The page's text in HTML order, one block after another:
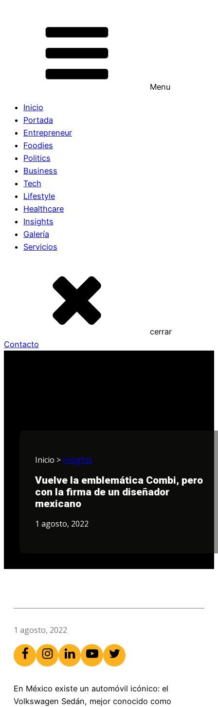
Menu
Inicio
Portada
Entrepreneur
Foodies
Politics
Business
Tech
Lifestyle
Healthcare
Insights
Galería
Servicios
cerrar
Contacto
Inicio > Insights
Vuelve la emblemática Combi, pero
con la firma de un diseñador
mexicano
1 agosto, 2022
1 agosto, 2022
En México existe un automóvil icónico: el
Volkswagen Sedán, mejor conocido como